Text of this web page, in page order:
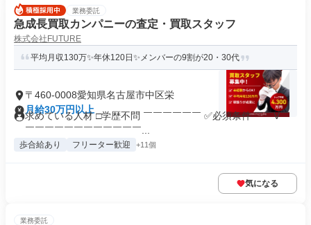
業務委託
急成長買取カンパニーの査定・買取スタッフ
株式会社FUTURE
平均月収130万✨年休120日✨メンバーの9割が20・30代
〒460-0008愛知県名古屋市中区栄
月給30万円以上
求めている人材 □学歴不問 ￣￣￣￣￣￣ ✅必須条件 ￣￣V￣
￣￣￣￣￣￣￣￣￣￣￣￣...
歩合給あり フリーター歓迎 +11個
気になる
業務委託